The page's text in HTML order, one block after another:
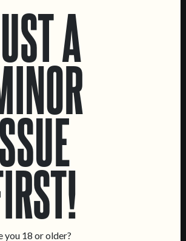
MALT
MARIS OTTER
MUNICH
CARAMALT
COLLABORATORS
NATIONAL ANCIENT ART
MUSEUM
A
you 18 or older?